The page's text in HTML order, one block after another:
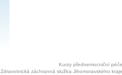
Kurzy přednemocniční péče
Zdravotnická záchranná služba Jihomoravského kraje